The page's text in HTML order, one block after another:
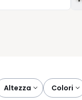
soluzione più
altezza colori